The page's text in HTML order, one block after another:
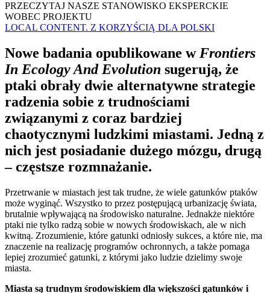
PRZECZYTAJ NASZE STANOWISKO EKSPERCKIE
WOBEC PROJEKTU
LOCAL CONTENT. Z KORZYŚCIĄ DLA POLSKI
Nowe badania opublikowane w Frontiers
In Ecology And Evolution sugerują, że
ptaki obrały dwie alternatywne strategie
radzenia sobie z trudnościami
związanymi z coraz bardziej
chaotycznymi ludzkimi miastami. Jedną z
nich jest posiadanie dużego mózgu, drugą
– częstsze rozmnażanie.
Przetrwanie w miastach jest tak trudne, że wiele gatunków ptaków
może wyginąć. Wszystko to przez postępującą urbanizację świata,
brutalnie wpływającą na środowisko naturalne. Jednakże niektóre
ptaki nie tylko radzą sobie w nowych środowiskach, ale w nich
kwitną. Zrozumienie, które gatunki odniosły sukces, a które nie, ma
znaczenie na realizację programów ochronnych, a także pomaga
lepiej zrozumieć gatunki, z którymi jako ludzie dzielimy swoje
miasta.
Miasta są trudnym środowiskiem dla większości gatunków i